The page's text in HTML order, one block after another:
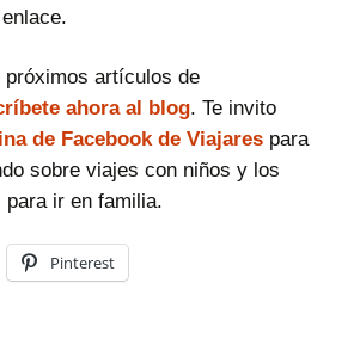
próximos artículos de
ahora al blog. Te invito
de Facebook de Viajares para
sobre viajes con niños y los
ir en familia.
Pinterest